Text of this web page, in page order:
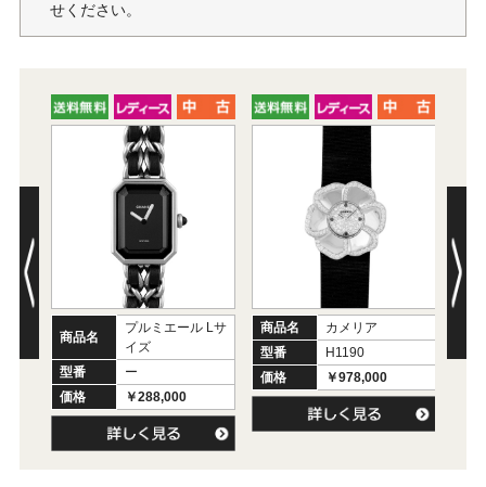
せください。
商品名
プルミエール Lサ
イズ
型番
ー
価格
￥288,000
商品名
カメリア
型番
H1190
価格
￥978,000